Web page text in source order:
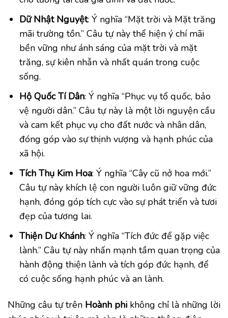
Dữ Nhật Nguyệt: Ý nghĩa “Mặt trời và Mặt trăng
mãi trường tồn.” Câu tự này thể hiện ý chí mãi
bền vững như ánh sáng của mặt trời và mặt
trăng, sự kiên nhẫn và nhất quán trong cuộc
sống.
Hộ Quốc Tí Dân: Ý nghĩa “Phục vụ tổ quốc, bảo
vệ người dân.” Câu tự này là một lời nguyện cầu
và cam kết phục vụ cho đất nước và nhân dân,
đóng góp vào sự thịnh vượng và hạnh phúc của
xã hội.
Tích Thụ Kim Hoa: Ý nghĩa “Cây cũ nở hoa mới.”
Câu tự này khích lệ con người luôn giữ vững đức
hạnh, đóng góp tích cực vào sự phát triển và tươi
đẹp của tương lai.
Thiện Dư Khánh: Ý nghĩa “Tích đức để gặp việc
lành.” Câu tự này nhấn mạnh tầm quan trọng của
hành động thiện lành và tích góp đức hạnh, để
có cuộc sống hạnh phúc và an lành.
Những câu tự trên Hoành phi không chỉ là những lời